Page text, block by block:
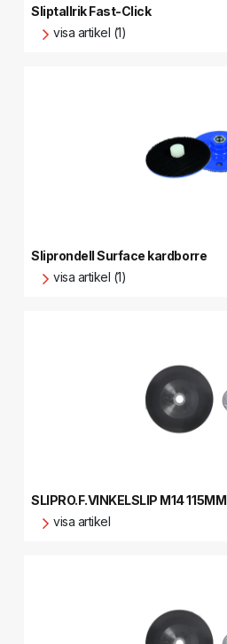
Sliptallrik Fast-Click
visa artikel (1)
Sliprondell Surface kardborre
visa artikel (1)
SLIPRO.F.VINKELSLIP M14 115MM
visa artikel